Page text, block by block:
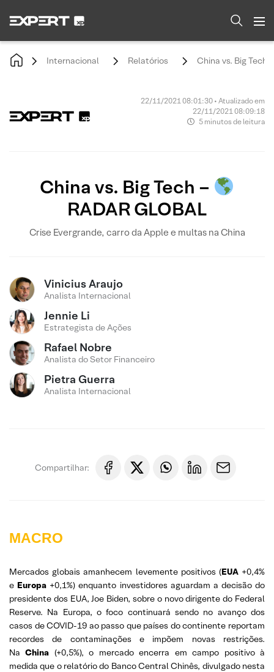
Internacional Relatórios China vs. Big Tech -
22/11/2021 08:01:30 • Atualizado em
22/11/2021 08:09:18
5 minutos de leitura
China vs. Big Tech –
RADAR GLOBAL
Crise Evergrande, carro da Apple e multas na China
Vinicius Araujo
Analista Internacional
Jennie Li
Estrategista de Ações
Rafael Nobre
Analista do Setor Financeiro
Pietra Guerra
Analista Internacional
Compartilhar:
MACRO
Mercados globais amanhecem levemente positivos (EUA +0,4%
e Europa +0,1%) enquanto investidores aguardam a decisão do
presidente dos EUA, Joe Biden, sobre o novo dirigente do Federal
Reserve. Na Europa, o foco continuará sendo no avanço dos
casos de COVID-19 ao passo que países do continente reportam
recordes de contaminações e impõem novas restrições.
NaChina (+0,5%), o mercado encerra em campo positivo à
medida que o relatório do Banco Central Chinês, divulgado nesta